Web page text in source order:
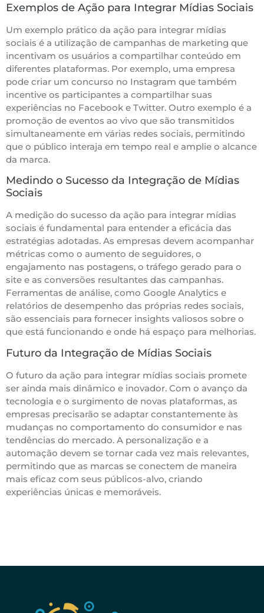
Exemplos de Ação para Integrar Mídias Sociais
Um exemplo prático da ação para integrar mídias
sociais é a utilização de campanhas de marketing que
incentivam os usuários a compartilhar conteúdo em
diferentes plataformas. Por exemplo, uma empresa
pode criar um concurso no Instagram que também
incentive os participantes a compartilhar suas
experiências no Facebook e Twitter. Outro exemplo é a
promoção de eventos ao vivo que são transmitidos
simultaneamente em várias redes sociais, permitindo
que o público interaja em tempo real e amplie o alcance
da marca.
Medindo o Sucesso da Integração de Mídias
Sociais
A medição do sucesso da ação para integrar mídias
sociais é fundamental para entender a eficácia das
estratégias adotadas. As empresas devem acompanhar
métricas como o aumento de seguidores, o
engajamento nas postagens, o tráfego gerado para o
site e as conversões resultantes das campanhas.
Ferramentas de análise, como Google Analytics e
relatórios de desempenho das próprias redes sociais,
são essenciais para fornecer insights valiosos sobre o
que está funcionando e onde há espaço para melhorias.
Futuro da Integração de Mídias Sociais
O futuro da ação para integrar mídias sociais promete
ser ainda mais dinâmico e inovador. Com o avanço da
tecnologia e o surgimento de novas plataformas, as
empresas precisarão se adaptar constantemente às
mudanças no comportamento do consumidor e nas
tendências do mercado. A personalização e a
automação devem se tornar cada vez mais relevantes,
permitindo que as marcas se conectem de maneira
mais eficaz com seus públicos-alvo, criando
experiências únicas e memoráveis.